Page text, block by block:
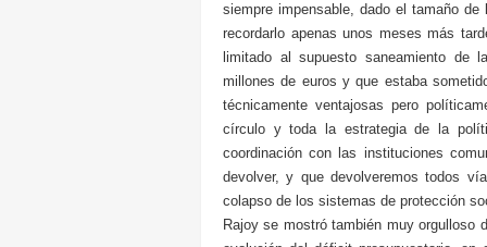
siempre impensable, dado el tamaño
recordarlo apenas unos meses más
limitado al supuesto saneamiento de
millones de euros y que estaba
técnicamente ventajosas pero
círculo y toda la estrategia de la
coordinación con las instituciones
devolver, y que devolveremos todos
colapso de los sistemas de protección
Rajoy se mostró también muy orgulloso